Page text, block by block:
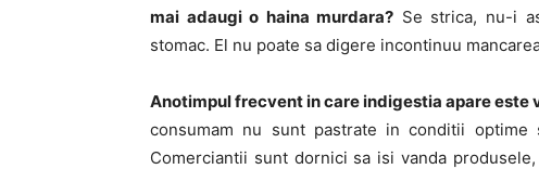
mai adaugi o haina murdara? Se strica, nu-i
stomac. El nu poate sa digere incontinuu
Anotimpul frecvent in care indigestia apare este
consumam nu sunt pastrate in conditii
Comerciantii sunt dornici sa isi vanda